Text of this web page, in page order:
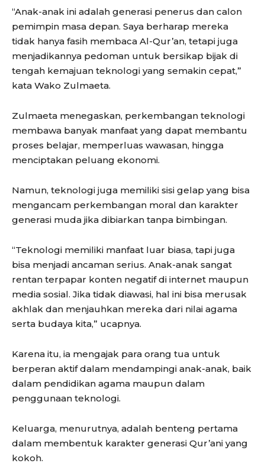
“Anak-anak ini adalah generasi penerus dan calon
pemimpin masa depan. Saya berharap mereka
tidak hanya fasih membaca Al-Qur’an, tetapi juga
menjadikannya pedoman untuk bersikap bijak di
tengah kemajuan teknologi yang semakin cepat,”
kata Wako Zulmaeta.
Zulmaeta menegaskan, perkembangan teknologi
membawa banyak manfaat yang dapat membantu
proses belajar, memperluas wawasan, hingga
menciptakan peluang ekonomi.
Namun, teknologi juga memiliki sisi gelap yang bisa
mengancam perkembangan moral dan karakter
generasi muda jika dibiarkan tanpa bimbingan.
“Teknologi memiliki manfaat luar biasa, tapi juga
bisa menjadi ancaman serius. Anak-anak sangat
rentan terpapar konten negatif di internet maupun
media sosial. Jika tidak diawasi, hal ini bisa merusak
akhlak dan menjauhkan mereka dari nilai agama
serta budaya kita,” ucapnya.
Karena itu, ia mengajak para orang tua untuk
berperan aktif dalam mendampingi anak-anak, baik
dalam pendidikan agama maupun dalam
penggunaan teknologi.
Keluarga, menurutnya, adalah benteng pertama
dalam membentuk karakter generasi Qur’ani yang
kokoh.